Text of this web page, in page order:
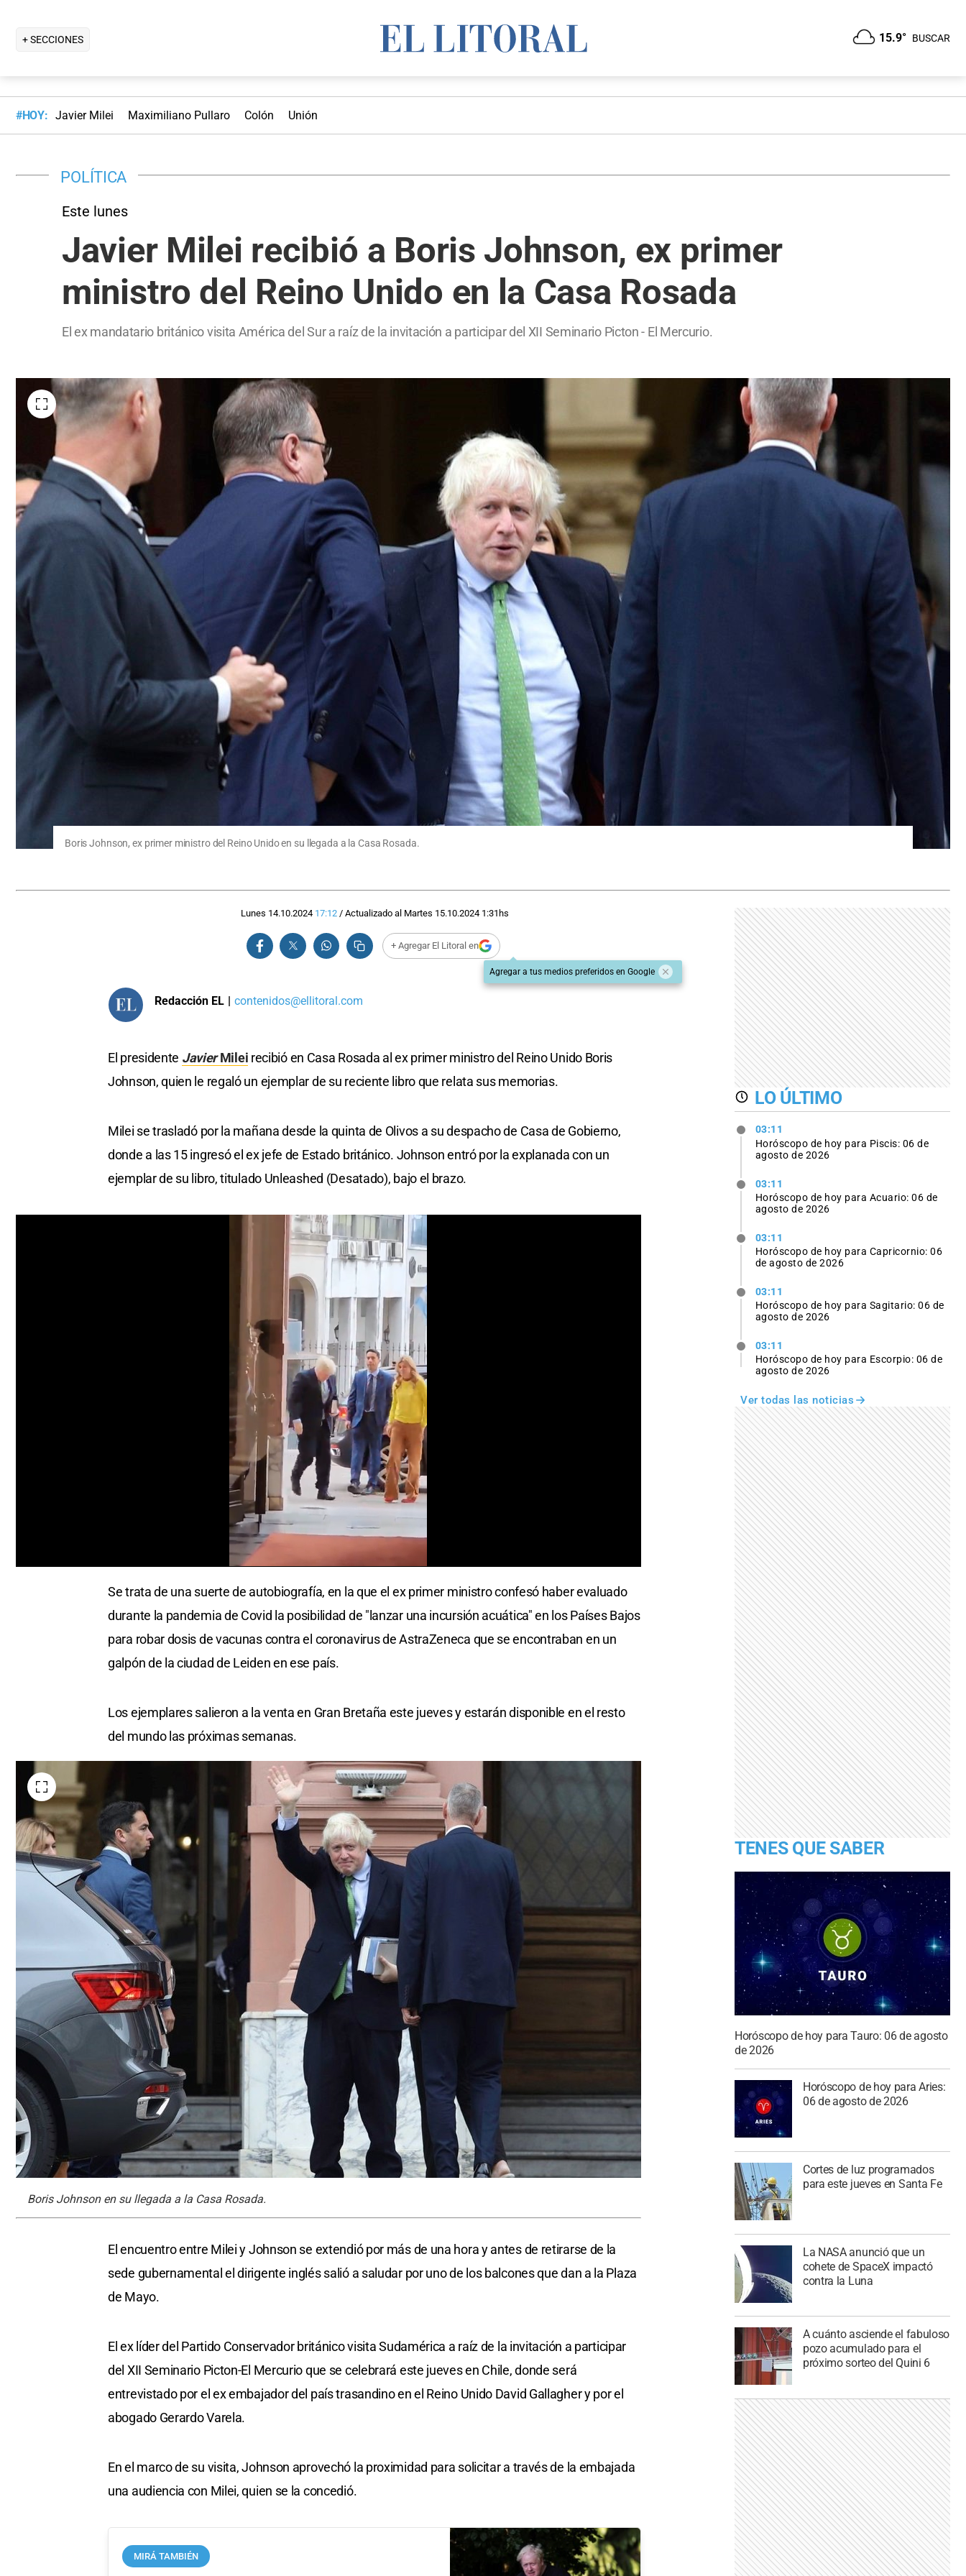
+ SECCIONES 15.9° BUSCAR
#HOY: Javier Milei Maximiliano Pullaro Colón Unión
POLÍTICA
Este lunes
Javier Milei recibió a Boris Johnson, ex primer
ministro del Reino Unido en la Casa Rosada
El ex mandatario británico visita América del Sur a raíz de la invitación a participar del XII Seminario Picton - El Mercurio.
Boris Johnson, ex primer ministro del Reino Unido en su llegada a la Casa Rosada.
Lunes 14.10.2024 17:12/ Actualizado al Martes 15.10.2024 1:31hs
+ Agregar El Litoral en
Agregar a tus medios preferidos en Google
Redacción EL | contenidos@ellitoral.com
El presidente JavierMilei recibió en Casa Rosada al ex primer ministro del Reino Unido Boris
Johnson, quien le regaló un ejemplar de su reciente libro que relata sus memorias.
Milei se trasladó por la mañana desde la quinta de Olivos a su despacho de Casa de Gobierno,
donde a las 15 ingresó el ex jefe de Estado británico. Johnson entró por la explanada con un
ejemplar de su libro, titulado Unleashed (Desatado), bajo el brazo.
Se trata de una suerte de autobiografía, en la que el ex primer ministro confesó haber evaluado
durante la pandemia de Covid la posibilidad de "lanzar una incursión acuática" en los Países Bajos
para robar dosis de vacunas contra el coronavirus de AstraZeneca que se encontraban en un
galpón de la ciudad de Leiden en ese país.
Los ejemplares salieron a la venta en Gran Bretaña este jueves y estarán disponible en el resto
del mundo las próximas semanas.
Boris Johnson en su llegada a la Casa Rosada.
El encuentro entre Milei y Johnson se extendió por más de una hora y antes de retirarse de la
sede gubernamental el dirigente inglés salió a saludar por uno de los balcones que dan a la Plaza
de Mayo.
El ex líder del Partido Conservador británico visita Sudamérica a raíz de la invitación a participar
del XII Seminario Picton-El Mercurio que se celebrará este jueves en Chile, donde será
entrevistado por el ex embajador del país trasandino en el Reino Unido David Gallagher y por el
abogado Gerardo Varela.
En el marco de su visita, Johnson aprovechó la proximidad para solicitar a través de la embajada
una audiencia con Milei, quien se la concedió.
MIRÁ TAMBIÉN
LO ÚLTIMO
03:11
Horóscopo de hoy para Piscis: 06 de
agosto de 2026
03:11
Horóscopo de hoy para Acuario: 06 de
agosto de 2026
03:11
Horóscopo de hoy para Capricornio: 06
de agosto de 2026
03:11
Horóscopo de hoy para Sagitario: 06 de
agosto de 2026
03:11
Horóscopo de hoy para Escorpio: 06 de
agosto de 2026
Ver todas las noticias
TENES QUE SABER
Horóscopo de hoy para Tauro: 06 de agosto
de 2026
Horóscopo de hoy para Aries:
06 de agosto de 2026
Cortes de luz programados
para este jueves en Santa Fe
La NASA anunció que un
cohete de SpaceX impactó
contra la Luna
A cuánto asciende el fabuloso
pozo acumulado para el
próximo sorteo del Quini 6